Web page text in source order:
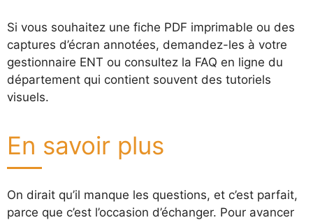
Si vous souhaitez une fiche PDF imprimable ou des
captures d’écran annotées, demandez-les à votre
gestionnaire ENT ou consultez la FAQ en ligne du
département qui contient souvent des tutoriels
visuels.
En savoir plus
On dirait qu’il manque les questions, et c’est parfait,
parce que c’est l’occasion d’échanger. Pour avancer